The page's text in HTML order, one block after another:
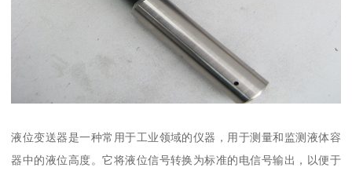
液位变送器是一种常用于工业领域的仪器，用于测量和监测液体容
器中的液位高度。它将液位信号转换为标准的电信号输出，以便于